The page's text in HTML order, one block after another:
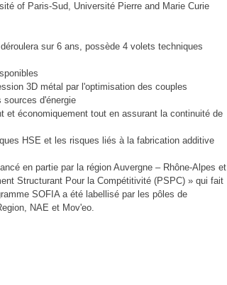
of Paris-Sud, Université Pierre and Marie Curie
sur 6 ans, possède 4 volets techniques
3D métal par l'optimisation des couples
sources d'énergie
et économiquement tout en assurant la continuité de
HSE et les risques liés à la fabrication additive
en partie par la région Auvergne – Rhône-Alpes et
Structurant Pour la Compétitivité (PSPC) » qui fait
SOFIA a été labellisé par les pôles de
NAE et Mov'eo.